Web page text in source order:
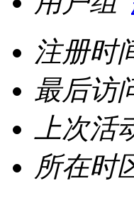
注册时
最后访
上次活
所在时